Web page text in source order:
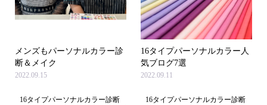
メンズもパーソナルカラー診
断＆メイク
2022.09.15
16タイプパーソナルカラー人
気ブログ7選
2022.09.11
16タイプパーソナルカラー診断 16タイプパーソナルカラー診断